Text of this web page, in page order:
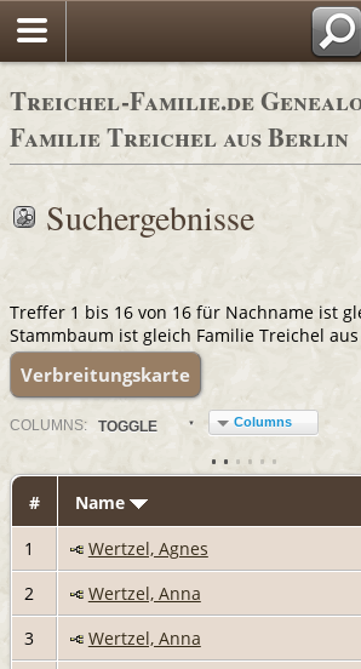
Treichel-Familie.de
Familie Treichel aus Berlin
Suchergebnisse
Treffer 1 bis 16 von 16 für Nachname ist
Stammbaum ist gleich Familie Treichel
Verbreitungskarte
COLUMN S: TOGGLE Columns
#
Name
1
Wertzel, Agnes
2
Wertzel, Anna
3
Wertzel, Anna